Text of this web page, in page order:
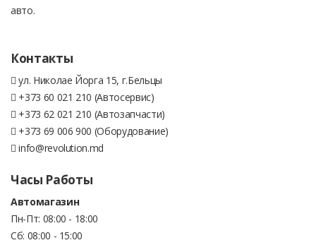
авто.
Контакты
ул. Николае Йорга 15, г.Бельцы
+373 60 021 210 (Автосервис)
+373 62 021 210 (Автозапчасти)
+373 69 006 900 (Оборудование)
info@revolution.md
Часы Работы
Автомагазин
Пн-Пт: 08:00 - 18:00
Сб: 08:00 - 15:00